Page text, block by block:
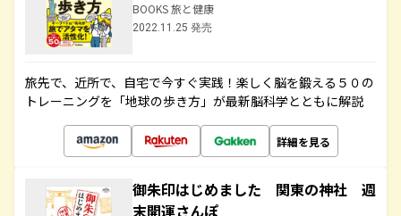
BOOKS 旅と健康
2022.11.25 発売
旅先で、近所で、自宅で今すぐ実践！楽しく脳を鍛える５０の
トレーニングを「地球の歩き方」が最新脳科学とともに解説
詳細を見る
御朱印はじめました 関東の神社 週
末開運さんぽ